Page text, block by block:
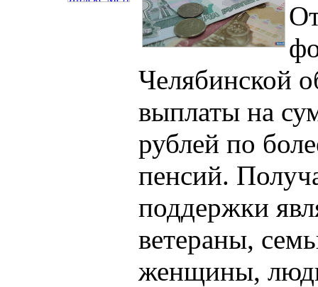
Челябинской
выплаты на
рублей по
пенсий.
поддержки
ветераны,
женщины,